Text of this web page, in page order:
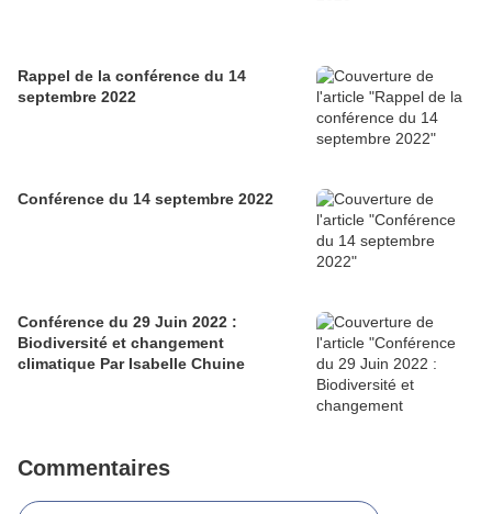
Rappel de la conférence du 14
septembre 2022
Conférence du 14 septembre 2022
Conférence du 29 Juin 2022 :
Biodiversité et changement
climatique Par Isabelle Chuine
Commentaires